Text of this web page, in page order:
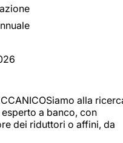
alla
a banco, con
dei riduttori o affini, da